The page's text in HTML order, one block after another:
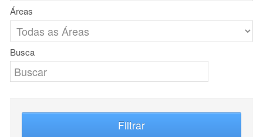
Áreas
Busca
Filtrar